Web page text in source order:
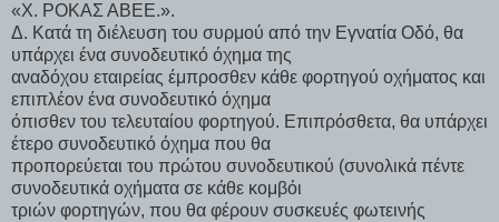
«Χ. ΡΟΚΑΣ ΑΒΕΕ.».
Δ. Κατά τη διέλευση του συρμού από την Εγνατία Οδό, θα
υπάρχει ένα συνοδευτικό όχημα της
αναδόχου εταιρείας έμπροσθεν κάθε φορτηγού οχήματος και
επιπλέον ένα συνοδευτικό όχημα
όπισθεν του τελευταίου φορτηγού. Επιπρόσθετα, θα υπάρχει
έτερο συνοδευτικό όχημα που θα
προπορεύεται του πρώτου συνοδευτικού (συνολικά πέντε
συνοδευτικά οχήματα σε κάθε κομβόι
τριών φορτηγών, που θα φέρουν συσκευές φωτεινής